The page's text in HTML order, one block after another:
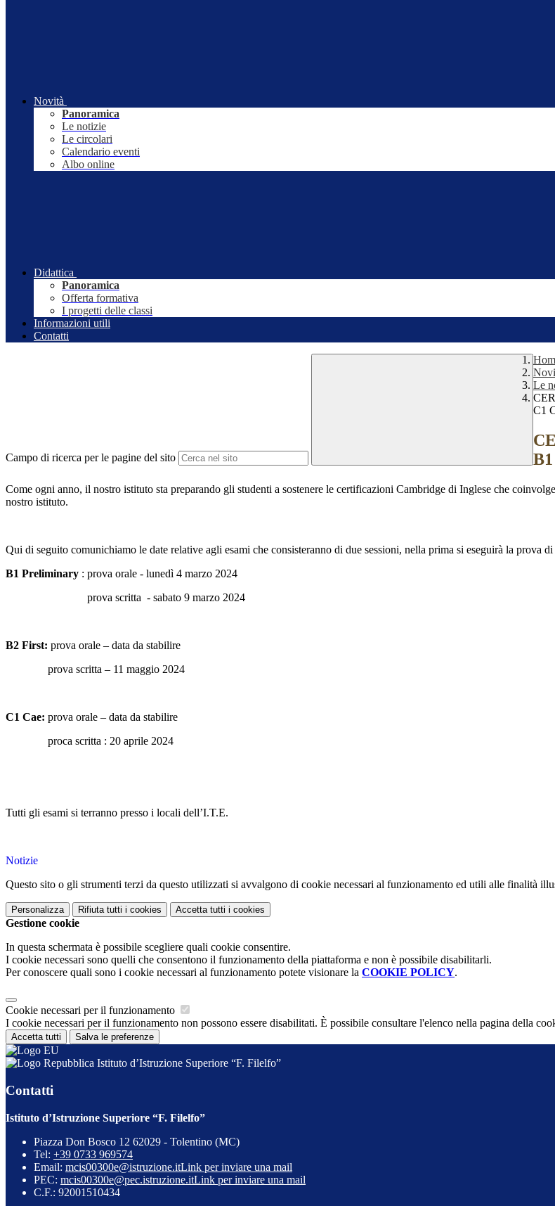
Novità
Panoramica
Le notizie
Le circolari
Calendario eventi
Albo online
Didattica
Panoramica
Offerta formativa
I progetti delle classi
Informazioni utili
Contatti
Campo di ricerca per le pagine del sito
Le
C1
Come ogni anno, il nostro istituto sta preparando gli studenti a sostenere le certificazioni Cambridge di Inglese che
nostro istituto.
Qui di seguito comunichiamo le date relative agli esami che consisteranno di due sessioni, nella prima si eseguirà la prova
B1 Preliminary : prova orale - lunedì 4 marzo 2024
prova scritta - sabato 9 marzo 2024
B2 First: prova orale – data da stabilire
prova scritta – 11 maggio 2024
C1 Cae: prova orale – data da stabilire
proca scritta : 20 aprile 2024
Tutti gli esami si terranno presso i locali dell’I.T.E.
Notizie
Questo sito o gli strumenti terzi da questo utilizzati si avvalgono di cookie necessari al funzionamento ed utili alle finalità
Personalizza Rifiuta tutti i cookies Accetta tutti i cookies
Gestione cookie
In questa schermata è possibile scegliere quali cookie consentire.
I cookie necessari sono quelli che consentono il funzionamento della piattaforma e non è possibile disabilitarli.
Per conoscere quali sono i cookie necessari al funzionamento potete visionare la COOKIE POLICY.
Cookie necessari per il funzionamento
I cookie necessari per il funzionamento non possono essere disabilitati. È possibile consultare l'elenco nella pagina della
Accetta tutti Salva le preferenze
Istituto d’Istruzione Superiore “F. Filelfo”
Contatti
Istituto d’Istruzione Superiore “F. Filelfo”
Piazza Don Bosco 12 62029 - Tolentino (MC)
Tel: +39 0733 969574
Email: mcis00300e@istruzione.itLink per inviare una mail
PEC: mcis00300e@pec.istruzione.itLink per inviare una mail
C.F.: 92001510434